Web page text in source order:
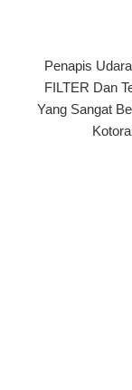
Penapis
FILTER Dan
Yang Sangat